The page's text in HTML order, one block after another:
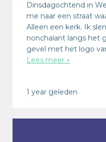
Dinsdagochtend in
me naar een straat
Alleen een kerk. Ik
nonchalant langs het
gevel met het logo
Lees meer »
1 year geleden